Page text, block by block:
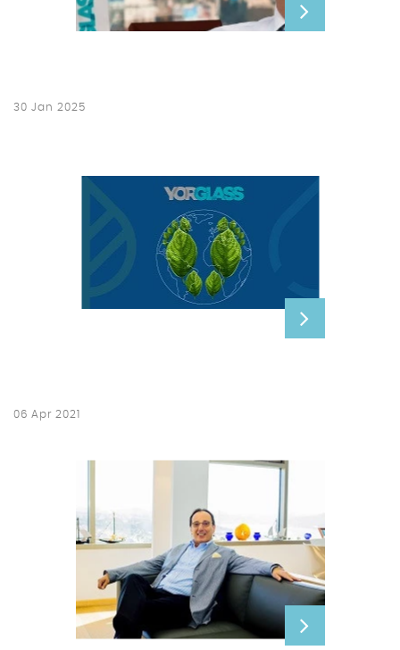
30 Jan 2025
06 Apr 2021